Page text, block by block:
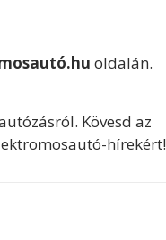
oldalán.
Kövesd az
hírekért!